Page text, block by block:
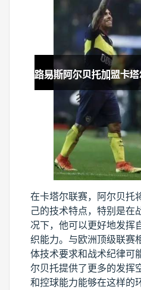
在卡塔尔联赛，阿尔贝托
己的技术特点，特别是在
况下，他可以更好地发挥
织能力。与欧洲顶级联赛
体技术要求和战术纪律可
尔贝托提供了更多的发挥
和控球能力能够在这样的